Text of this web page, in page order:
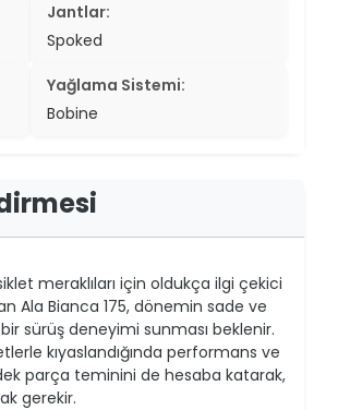
Jantlar:
Spoked
Yağlama Sistemi:
Bobine
meraklıları için oldukça ilgi çekici
Ala Bianca 175, dönemin sade ve
sürüş deneyimi sunması beklenir.
kıyaslandığında performans ve
parça teminini de hesaba katarak,
gerekir.